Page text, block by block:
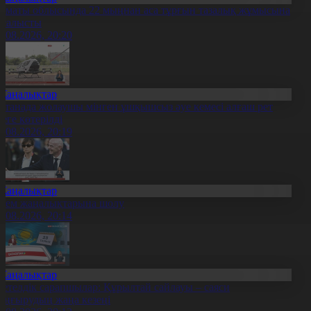
облысында 22 мыңнан аса тұрғын тазалық жұмысына
20:20
жолаушы мінген ұшқышсыз әуе кемесі алғаш рет
көтерілді
20:19
жаңалықтарына шолу
20:14
сарапшылар: Құрылтай сайлауы – саяси
жаңа кезеңі